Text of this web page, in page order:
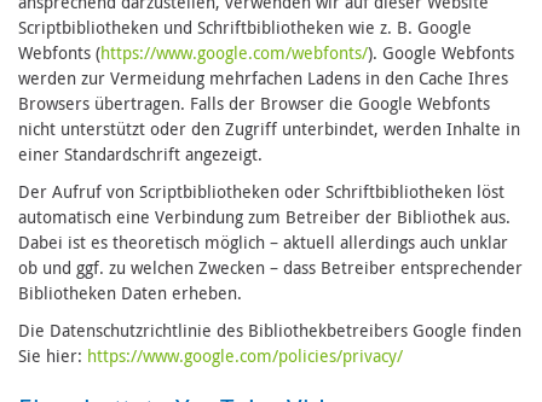
Scriptbibliotheken und Schriftbibliotheken wie z. B. Google
Webfonts (https://www.google.com/webfonts/). Google Webfonts
werden zur Vermeidung mehrfachen Ladens in den Cache Ihres
Browsers übertragen. Falls der Browser die Google Webfonts
nicht unterstützt oder den Zugriff unterbindet, werden Inhalte in
einer Standardschrift angezeigt.
Der Aufruf von Scriptbibliotheken oder Schriftbibliotheken löst
automatisch eine Verbindung zum Betreiber der Bibliothek aus.
Dabei ist es theoretisch möglich – aktuell allerdings auch unklar
ob und ggf. zu welchen Zwecken – dass Betreiber entsprechender
Bibliotheken Daten erheben.
Die Datenschutzrichtlinie des Bibliothekbetreibers Google finden
Sie hier: https://www.google.com/policies/privacy/